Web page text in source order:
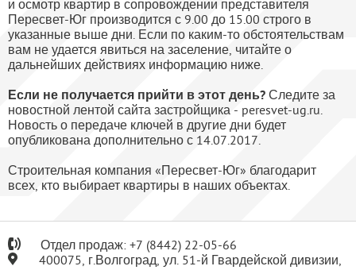
и осмотр квартир в сопровождении представителя
Пересвет-Юг производится с 9.00 до 15.00 строго в
указанные выше дни. Если по каким-то обстоятельствам
вам не удается явиться на заселение, читайте о
дальнейших действиях информацию ниже.
Если не получается прийти в этот день? Следите за
новостной лентой сайта застройщика - peresvet-ug.ru.
Новость о передаче ключей в другие дни будет
опубликована дополнительно с 14.07.2017.
Строительная компания «Пересвет-Юг» благодарит
всех, кто выбирает квартиры в наших объектах.
Отдел продаж: +7 (8442) 22-05-66
400075, г.Волгоград, ул. 51-й Гвардейской дивизии,